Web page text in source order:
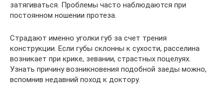
затягиваться. Проблемы часто наблюдаются при
постоянном ношении протеза.
Страдают именно уголки губ за счет трения
конструкции. Если губы склонны к сухости, расселина
возникает при крике, зевании, страстных поцелуях.
Узнать причину возникновения подобной заеды можно,
вспомнив недавний поход к доктору.